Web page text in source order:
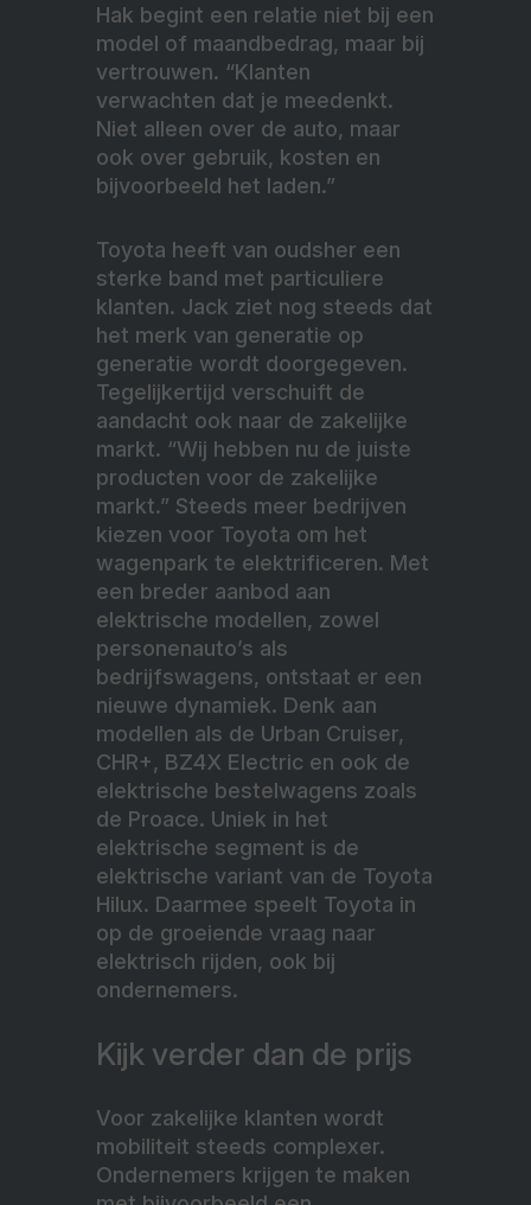
Hak begint een relatie niet bij een
model of maandbedrag, maar bij
vertrouwen. “Klanten
verwachten dat je meedenkt.
Niet alleen over de auto, maar
ook over gebruik, kosten en
bijvoorbeeld het laden.”
Toyota heeft van oudsher een
sterke band met particuliere
klanten. Jack ziet nog steeds dat
het merk van generatie op
generatie wordt doorgegeven.
Tegelijkertijd verschuift de
aandacht ook naar de zakelijke
markt. “Wij hebben nu de juiste
producten voor de zakelijke
markt.” Steeds meer bedrijven
kiezen voor Toyota om het
wagenpark te elektrificeren. Met
een breder aanbod aan
elektrische modellen, zowel
personenauto’s als
bedrijfswagens, ontstaat er een
nieuwe dynamiek. Denk aan
modellen als de Urban Cruiser,
CHR+, BZ4X Electric en ook de
elektrische bestelwagens zoals
de Proace. Uniek in het
elektrische segment is de
elektrische variant van de Toyota
Hilux. Daarmee speelt Toyota in
op de groeiende vraag naar
elektrisch rijden, ook bij
ondernemers.
Kijk verder dan de prijs
Voor zakelijke klanten wordt
mobiliteit steeds complexer.
Ondernemers krijgen te maken